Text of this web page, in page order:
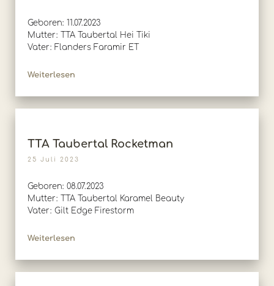
Geboren: 11.07.2023
Mutter: TTA Taubertal Hei Tiki
Vater: Flanders Faramir ET
Weiterlesen
TTA Taubertal Rocketman
25 Juli 2023
Geboren: 08.07.2023
Mutter: TTA Taubertal Karamel Beauty
Vater: Gilt Edge Firestorm
Weiterlesen